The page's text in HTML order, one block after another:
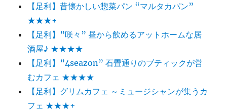
【足利】昔懐かしい惣菜パン “マルタカパン”
★★★+
【足利】”咲々” 昼から飲めるアットホームな居
酒屋♪ ★★★★
【足利】”4seazon” 石畳通りのブティックが営
むカフェ ★★★★
【足利】グリムカフェ ～ミュージシャンが集うカ
フェ ★★★+